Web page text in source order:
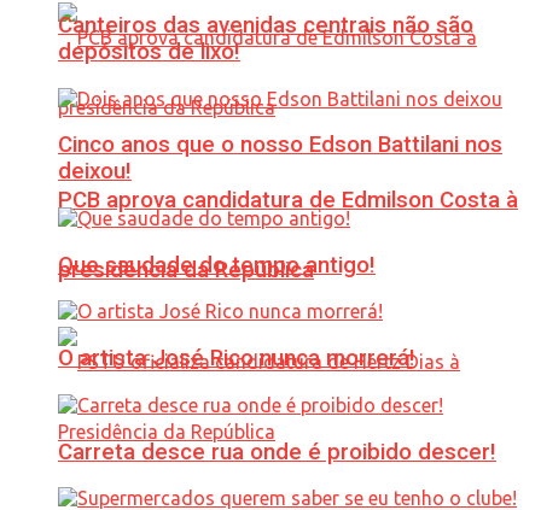
PCB aprova candidatura de Edmilson Costa à
presidência da República
Canteiros das avenidas centrais não são
depósitos de lixo!
Cinco anos que o nosso Edson Battilani nos
deixou!
Que saudade do tempo antigo!
O artista José Rico nunca morrerá!
Carreta desce rua onde é proibido descer!